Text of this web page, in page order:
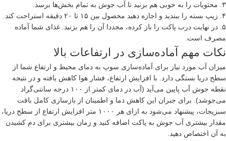
۳. محتویات را به خوبی هم بزنید تا آب جوش به تمام بخش‌ها برسد.
۴. زیپ بسته را ببندید و اجازه دهید محصول بین ۱۵ تا ۲۰ دقیقه استراحت کند.
۵. در نهایت درب پاکت را باز کرده، مجددا آن را هم بزنید. غذای شما آماده
مصرف است.
نکات مهم آماده‌سازی در ارتفاعات بالا
میزان آب مورد نیاز برای آماده‌سازی سوپ به دمای محیط و ارتفاع شما از
سطح دریا بستگی دارد. با افزایش ارتفاع، فشار هوا کاهش یافته و در نتیجه
نقطه جوش آب پایین می‌آید (آب در دمای کمتر از ۱۰۰ درجه سانتی‌گراد
می‌جوشد). برای جبران این کاهش دما و اطمینان از بازسازی کامل بافت
سبزیجات، پیشنهاد می‌شود به ازای هر ۱۰۰۰ متر افزایش ارتفاع از سطح دریا،
مقدار بیشتری آب جوش به پاکت اضافه کنید و زمان بیشتری برای دم کشیدن
به آن اختصاص دهید.